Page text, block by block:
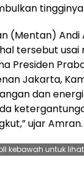
(Mentan) Andi
tersebut
Presiden
Jakarta,
dan
ujar Amran.
kebawah untuk